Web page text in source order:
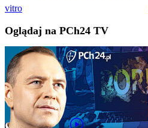
vitro
Oglądaj na PCh24 TV